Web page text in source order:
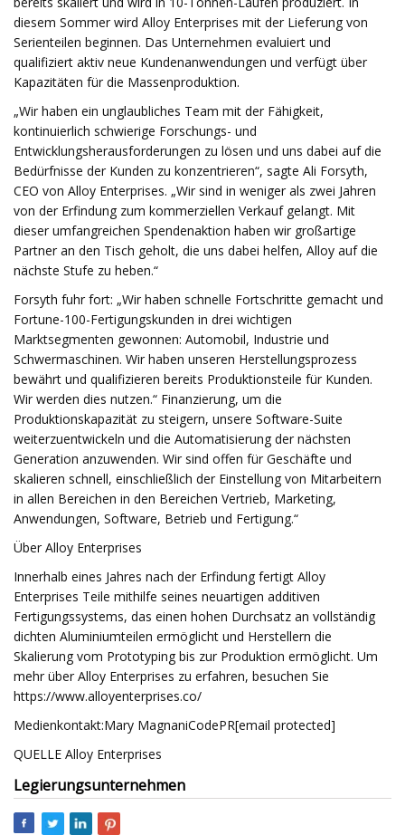
diesem Sommer wird Alloy Enterprises mit der Lieferung von
Serienteilen beginnen. Das Unternehmen evaluiert und
qualifiziert aktiv neue Kundenanwendungen und verfügt über
Kapazitäten für die Massenproduktion.
„Wir haben ein unglaubliches Team mit der Fähigkeit,
kontinuierlich schwierige Forschungs- und
Entwicklungsherausforderungen zu lösen und uns dabei auf die
Bedürfnisse der Kunden zu konzentrieren“, sagte Ali Forsyth,
CEO von Alloy Enterprises. „Wir sind in weniger als zwei Jahren
von der Erfindung zum kommerziellen Verkauf gelangt. Mit
dieser umfangreichen Spendenaktion haben wir großartige
Partner an den Tisch geholt, die uns dabei helfen, Alloy auf die
nächste Stufe zu heben.“
Forsyth fuhr fort: „Wir haben schnelle Fortschritte gemacht und
Fortune-100-Fertigungskunden in drei wichtigen
Marktsegmenten gewonnen: Automobil, Industrie und
Schwermaschinen. Wir haben unseren Herstellungsprozess
bewährt und qualifizieren bereits Produktionsteile für Kunden.
Wir werden dies nutzen.“ Finanzierung, um die
Produktionskapazität zu steigern, unsere Software-Suite
weiterzuentwickeln und die Automatisierung der nächsten
Generation anzuwenden. Wir sind offen für Geschäfte und
skalieren schnell, einschließlich der Einstellung von Mitarbeitern
in allen Bereichen in den Bereichen Vertrieb, Marketing,
Anwendungen, Software, Betrieb und Fertigung.“
Über Alloy Enterprises
Innerhalb eines Jahres nach der Erfindung fertigt Alloy
Enterprises Teile mithilfe seines neuartigen additiven
Fertigungssystems, das einen hohen Durchsatz an vollständig
dichten Aluminiumteilen ermöglicht und Herstellern die
Skalierung vom Prototyping bis zur Produktion ermöglicht. Um
mehr über Alloy Enterprises zu erfahren, besuchen Sie
https://www.alloyenterprises.co/
Medienkontakt:Mary MagnaniCodePR[email protected]
QUELLE Alloy Enterprises
Legierungsunternehmen